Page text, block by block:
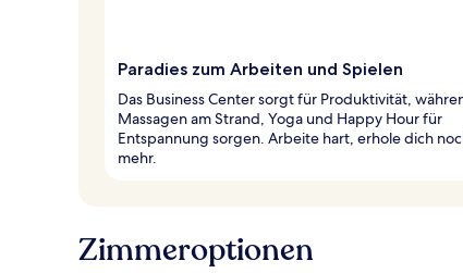
Paradies zum Arbeiten und Spielen
Das Business Center sorgt für Produktivität,
Massagen am Strand, Yoga und Happy Hour für
Entspannung sorgen. Arbeite hart, erhole dich
mehr.
Zimmeroptionen